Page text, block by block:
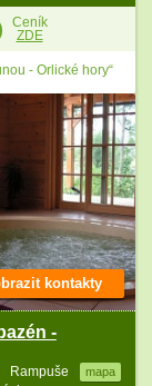
Ceník
ZDE
- Orlické hory“
-
Rampuše mapa
kontakty